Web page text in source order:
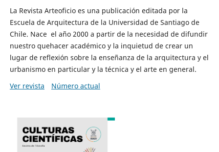
La Revista Arteoficio es una publicación editada por la
Escuela de Arquitectura de la Universidad de Santiago de
Chile. Nace el año 2000 a partir de la necesidad de difundir
nuestro quehacer académico y la inquietud de crear un
lugar de reflexión sobre la enseñanza de la arquitectura y el
urbanismo en particular y la técnica y el arte en general.
Ver revista
Número actual